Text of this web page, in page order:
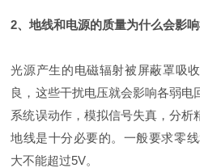
2、地线和电源的质量为什么会影
光源产生的电磁辐射被屏蔽罩吸
良，这些干扰电压就会影响各弱电
系统误动作，模拟信号失真，分析
地线是十分必要的。一般要求零
大不能超过5V。